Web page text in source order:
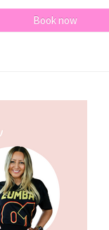
Book now